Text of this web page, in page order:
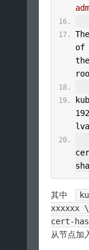
of
其中
xxxxxx
cert-
从节点加